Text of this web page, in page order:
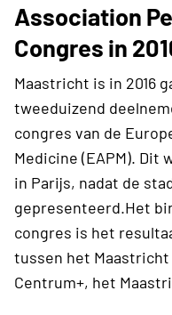
Association
Congres in
Maastricht is in 2016
tweeduizend
congres van de
Medicine (EAPM). Dit
in Parijs, nadat de
gepresenteerd.Het
congres is het
tussen het
Centrum+, het